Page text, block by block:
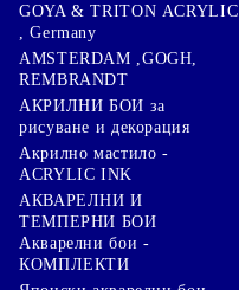
GOYA & TRITON АCRYLIC
, Germany
AMSTERDAM ,GOGH,
REMBRANDT
АКРИЛНИ БОИ за
рисуване и декорация
Акрилно мастило -
ACRYLIC INK
АКВАРЕЛНИ И
ТЕМПЕРНИ БОИ
Акварелни бои -
КОМПЛЕКТИ